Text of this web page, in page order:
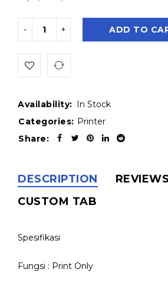
ADD TO
Availability: In Stock
Categories: Printer
Share:
DESCRIPTION
CUSTOM TAB
Spesifikasi
Fungsi : Print Only